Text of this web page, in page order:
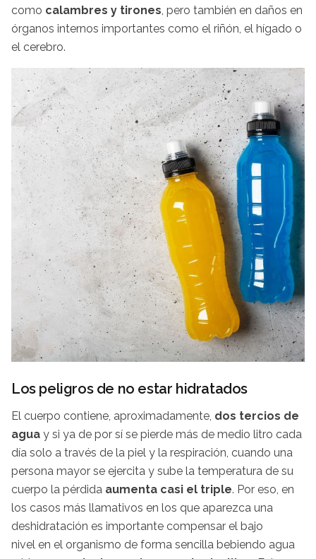
como calambres y tirones, pero también en daños en
órganos internos importantes como el riñón, el hígado o
el cerebro.
Los peligros de no estar hidratados
El cuerpo contiene, aproximadamente, dos tercios de
agua y si ya de por sí se pierde más de medio litro cada
día solo a través de la piel y la respiración, cuando una
persona mayor se ejercita y sube la temperatura de su
cuerpo la pérdida aumenta casi el triple. Por eso, en
los casos más llamativos en los que aparezca una
deshidratación es importante compensar el bajo
nivel en el organismo de forma sencilla bebiendo agua